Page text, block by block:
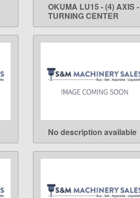
LEARN MORE
OKUMA LU15 - (4) AXIS -
TURNING CENTER
LEARN MORE
No description available